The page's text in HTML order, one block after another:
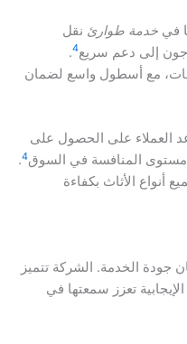
في خدمة طوارئ نقل
إلى دعم سريع4
.
مع أسطول واسع لضمان
العملاء على الحصول على
مستوى المنافسة في السوق4
.
أنواع الأثاث بكفاءة
جودة الخدمة. الشركة تتميز
الإيجابية تعزز سمعتها في